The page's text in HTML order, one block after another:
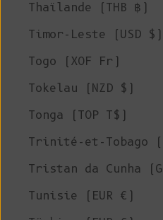
Thaïlande (THB ฿)
Timor-Leste (USD $)
Togo (XOF Fr)
Tokelau (NZD $)
Tonga (TOP T$)
Trinité-et-Tobago
Tristan da Cunha
Tunisie (EUR €)